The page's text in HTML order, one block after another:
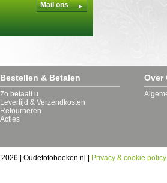
Mail ons
Bestellen & Betalen
Zo betaalt u
Levertijd & Verzendkosten
Retourneren
Acties
Over
| Oudefotoboeken.nl | Privacy & cookie policy